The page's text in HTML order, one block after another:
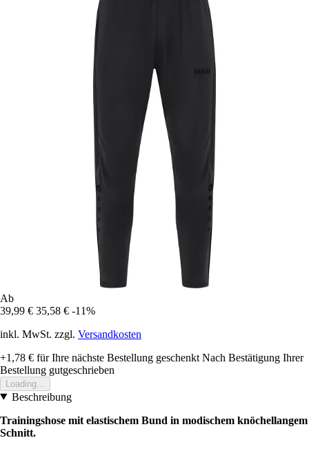
Ab
39,99 € 35,58 € -11%
inkl. MwSt. zzgl. Versandkosten
+1,78 € für Ihre nächste Bestellung geschenkt Nach Bestätigung Ihrer
Bestellung gutgeschrieben
Loading...
Beschreibung
Trainingshose mit elastischem Bund in modischem knöchellangem
Schnitt.